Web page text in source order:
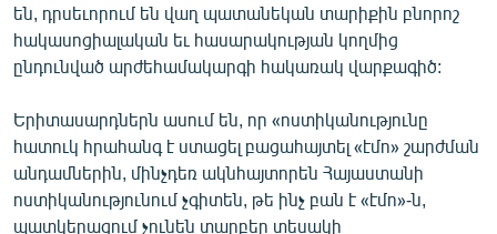
են, դրսեւորում են վաղ պատանեկան տարիքին բնորոշ
հակասոցիալական եւ հասարակության կողմից
ընդունված արժեհամակարգի հակառակ վարքագիծ:
Երիտասարդներն ասում են, որ «ոստիկանությունը
հատուկ հրահանգ է ստացել բացահայտել «էմո» շարժման
անդամներին, մինչդեռ ակնհայտորեն Հայաստանի
ոստիկանությունում չգիտեն, թե ինչ բան է «էմո»-ն,
պատկերացում չունեն տարբեր տեսակի